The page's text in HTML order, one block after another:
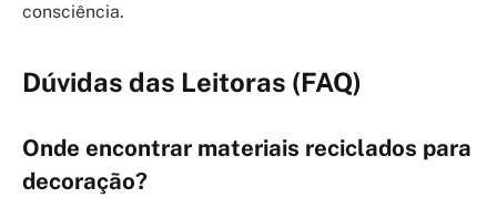
consciência.
Dúvidas das Leitoras (FAQ)
Onde encontrar materiais reciclados para
decoração?